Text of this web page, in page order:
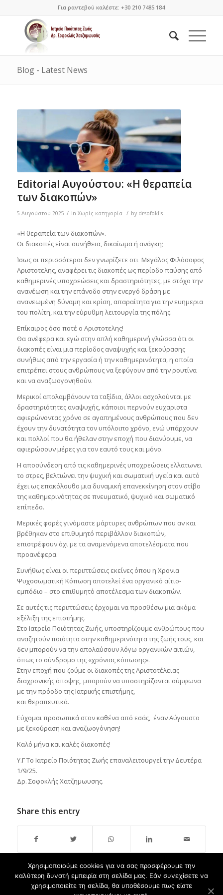
Για ραντεβού καλέστε: +30 210 7485 184
Blog - Latest News
Editorial Αυγούστου: «Η θεραπεία
των διακοπών»
5 Αυγούστου 2025 / in Χωρίς κατηγορία / by drsofoklis
«Η θεραπεία των διακοπών».
Οι διακοπές είναι συνήθεια, δικαίωμα ή ανάγκη;
Ίσως οι περισσότεροι δεν γνωρίζετε οτι Μεγάλος Φιλόσοφος
Αριστοτελης, αναφέρει τις διακοπές ως περίοδο παύσης από
καθημερινές υποχρεώσεις και δραστηριότητες, με στόχο την
ανανέωση και την επάνοδο στην ενεργό δράση με
ανανεωμένη δύναμη και κρίση, απαραίτητα για την ευημερια
του πολίτη, και την εύρυθμη λειτουργία της πόλης.
Επίκαιρος όσο ποτέ ο Αριστοτελης!
Θα ανέφερα και εγώ στην απλή καθημερινή γλώσσα ότι οι
διακοπές είναι μια περίοδος αναψυχής και ξεκούρασης
συνήθως από την εργασία ή την καθημερινότητα, η οποία
επιτρέπει στους ανθρώπους να ξεφύγουν από την ρουτίνα
και να αναζωογονηθούν.
Μερικοί απολαμβάνουν τα ταξίδια, άλλοι ασχολούνται με
δραστηριότητες αναψυχής, κάποιοι περνούν ευχαριστα
αφιερώνοντας χρόνο σε αγαπημένους ανθρώπους που δεν
έχουν την δυνατότητα τον υπόλοιπο χρόνο, ενώ υπάρχουν
και πολλοί που θα ήθελαν στην εποχή που διανύουμε, να
αφιερώσουν μέρες για τον εαυτό τους και μόνο.
Η αποσύνδεση από τις καθημερινές υποχρεώσεις ελλατωνει
το στρες, βελτιώνει την ψυχική και σωματική υγεία και αυτό
έχει ως επακόλουθο μια δυναμική επανεκκίνηση στον στίβο
της καθημερινότητας σε πνευματικό, ψυχικό και σωματικό
επίπεδο.
Μερικές φορές γινόμαστε μάρτυρες ανθρώπων που αν και
βρέθηκαν στο επιθυμητό περιβάλλον διακοπών,
επιστρέφουν όχι με τα αναμενόμενα αποτελέσματα που
προανέφερα.
Συνήθως είναι οι περιπτώσεις εκείνες όπου η Χρονια
Ψυχοσωματική Κόπωση αποτελεί ένα οργανικό αίτιο-
εμπόδιο – στο επιθυμητό αποτέλεσμα των διακοπών.
Σε αυτές τις περιπτώσεις έρχομαι να προσθέσω μια ακόμα
εξέλιξη της επιστήμης.
Στο Ιατρείο Ποιότητας Ζωής, υποστηρίζουμε ανθρώπους που
αναζητούν ποιότητα στην καθημερινότητα της ζωής τους, και
δεν μπορούν να την απολαύσουν λόγω οργανικών αιτιών,
όπως το σύνδρομο της «χρόνιας κόπωσης».
Στην εποχή που ζούμε οι διακοπές της Αριστοτέλειας
διαχρονικής άποψης, μπορούν να υποστηρίζονται σύμφωνα
με την πρόοδο της Ιατρικής επιστήμης,
και θεραπευτικά.
Εύχομαι προσωπικά στον καθένα από εσάς, έναν Αύγουστο
με ξεκούραση και αναζωογόνηση!
Καλό μήνα και καλές διακοπές!
Υ.Γ Το Ιατρείο Ποιότητας Ζωής επαναλειτουργεί την Δευτέρα
1/9/25.
Δρ. Σοφοκλής Χατζημωυσης.
Share this entry
Χρησιμοποιούμε cookies για να σας προσφέρουμε την
καλύτερη δυνατή εμπειρία στη σελίδα μας. Εάν συνεχίσετε να
χρησιμοποιείτε τη σελίδα, θα υποθέσουμε πως είστε